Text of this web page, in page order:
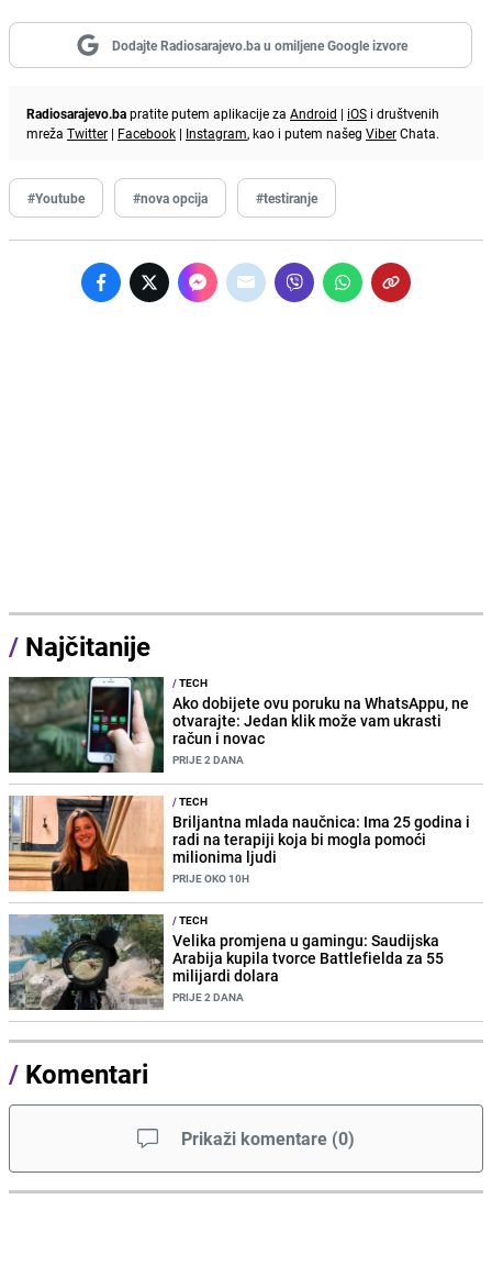
Dodajte Radiosarajevo.ba u omiljene Google izvore
Radiosarajevo.bapratite putem aplikacije za Android | iOS i društvenih
mreža Twitter | Facebook | Instagram, kao i putem našeg ViberChata.
#Youtube #nova opcija #testiranje
/ Najčitanije
/TECH
Ako dobijete ovu poruku na WhatsAppu, ne
otvarajte: Jedan klik može vam ukrasti
račun i novac
PRIJE 2 DANA
/TECH
Briljantna mlada naučnica: Ima 25 godina i
radi na terapiji koja bi mogla pomoći
milionima ljudi
PRIJE OKO 10H
/TECH
Velika promjena u gamingu: Saudijska
Arabija kupila tvorce Battlefielda za 55
milijardi dolara
PRIJE 2 DANA
/ Komentari
Prikaži komentare (0)